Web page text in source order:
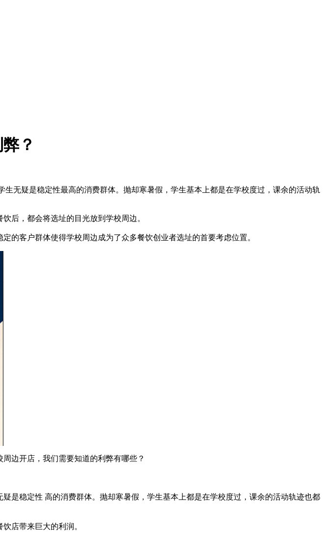
？
无疑是稳定性最高的消费群体。抛却寒暑假，学生基本上都是在学校度过，课余的活动轨
后，都会将选址的目光放到学校周边。
客户群体使得学校周边成为了众多餐饮创业者选址的首要考虑位置。
边开店，我们需要知道的利弊有哪些？
稳定性 高的消费群体。抛却寒暑假，学生基本上都是在学校度过，课余的活动轨迹也都
店带来巨大的利润。